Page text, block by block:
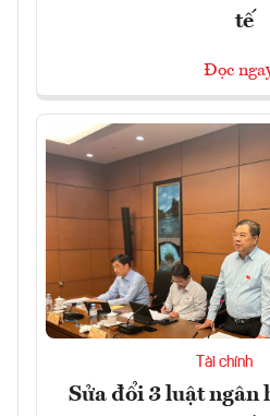
tế
Đọc
Tài chính
Sửa đổi 3 luật ngân